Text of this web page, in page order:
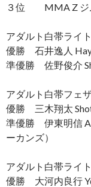
３位 MMA Z ジ
アダルト白帯ライ
優勝 石井逸人
準優勝 佐野俊介
アダルト白帯フェ
優勝 三木翔太
準優勝 伊東明信
ーカンズ）
アダルト白帯ライ
優勝 大河内良行